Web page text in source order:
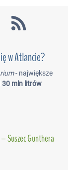
w Atlancie?
- największe
30 mln litrów
Suszec Gunthera